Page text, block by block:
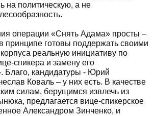
на политическую, а не
операции «Снять Адама» просты –
принципе готовы поддержать своими
корпуса реальную инициативу по
спикера и замену его
Благо, кандидатуры - Юрий
Коваль – у них есть. В качестве
силам, берущимся извлечь из
предлагается вице-спикерское
Александром Зинченко, и